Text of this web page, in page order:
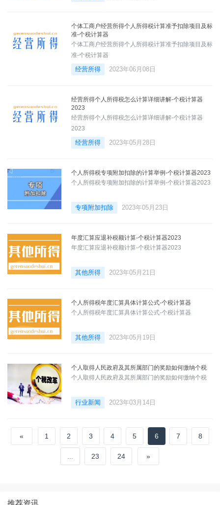
个体工商户经营所得个人所得税计算准予扣除项目及标
准-个税计算器
个体工商户经营所得个人所得税计算准予扣除项目及标
准-个税计算器
经营所得 2023年06月08日
经营所得个人所得税怎么计算详细讲解-个税计算器
2023
经营所得个人所得税怎么计算详细讲解-个税计算器
2023
经营所得 2023年05月28日
个人所得税专项附加扣除的计算举例-个税计算器2023
个人所得税专项附加扣除的计算举例-个税计算器2023
专项附加扣除 2023年05月23日
年度汇算应退补税额计算-个税计算器2023
年度汇算应退补税额计算-个税计算器2023
其他所得 2023年05月21日
个人所得税年度汇算具体计算公式-个税计算器
个人所得税年度汇算具体计算公式-个税计算器
其他所得 2023年05月19日
个人取得人民政府及其所属部门的奖励如何缴纳个税
个人取得人民政府及其所属部门的奖励如何缴纳个税
行业新闻 2023年03月14日
« 1 2 3 4 5 6 7 8
23 24 »
推荐资讯